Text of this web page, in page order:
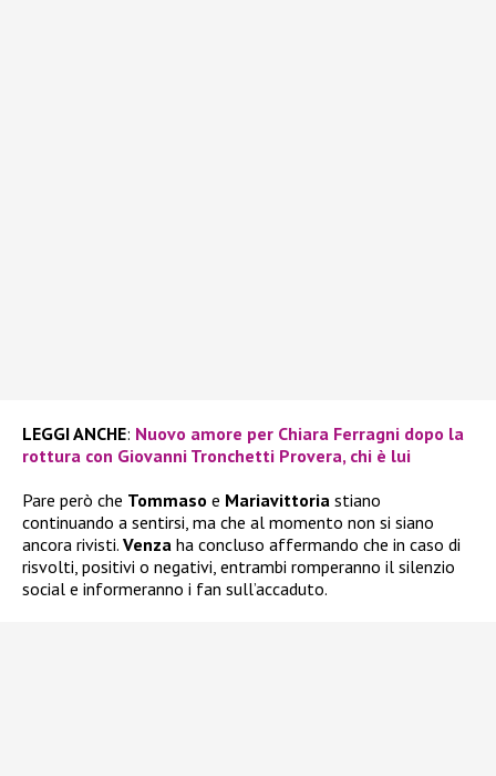
LEGGI ANCHE: Nuovo amore per Chiara Ferragni dopo la
rottura con Giovanni Tronchetti Provera, chi è lui
Pare però che Tommaso e Mariavittoria stiano
continuando a sentirsi, ma che al momento non si siano
ancora rivisti. Venza ha concluso affermando che in caso di
risvolti, positivi o negativi, entrambi romperanno il silenzio
social e informeranno i fan sull’accaduto.